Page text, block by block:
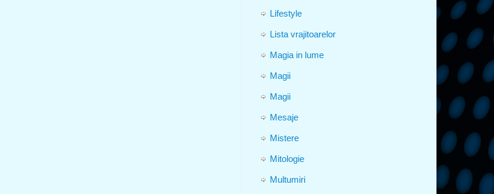
Lifestyle
Lista vrajitoarelor
Magia in lume
Magii
Magii
Mesaje
Mistere
Mitologie
Multumiri